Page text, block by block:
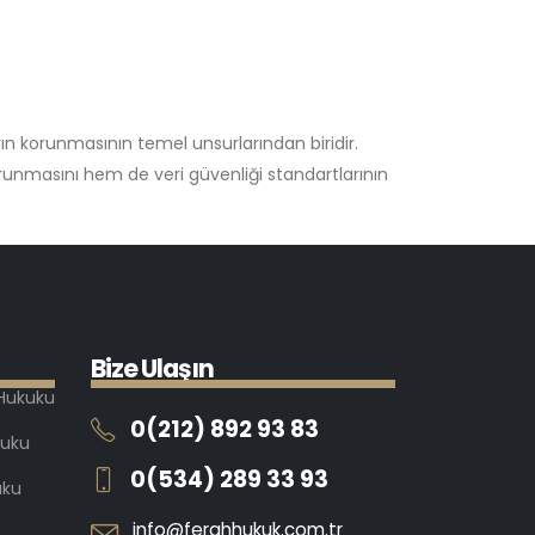
korunmasının temel unsurlarından biridir.
hem de veri güvenliği standartlarının
BizeUlaşın
0(212) 892 93 83
0(534) 289 33 93
info@ferahhukuk.com.tr